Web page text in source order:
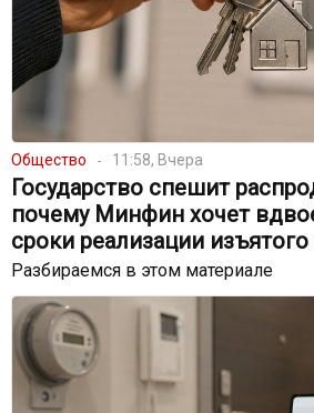
Общество 11:58, Вчера
Государство спешит
почему Минфин хочет
сроки реализации
Разбираемся в этом материале